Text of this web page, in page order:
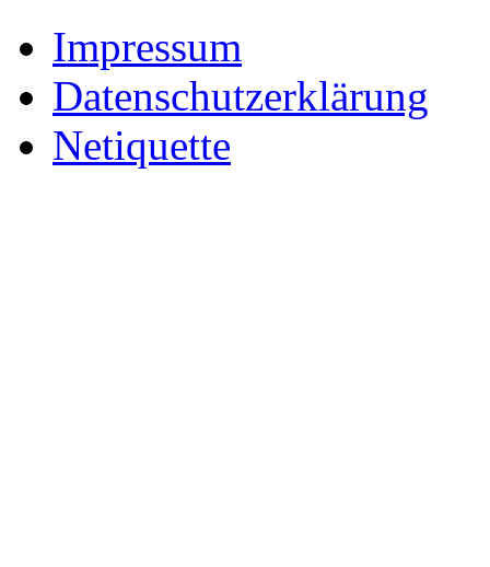
Impressum
Datenschutzerklärung
Netiquette